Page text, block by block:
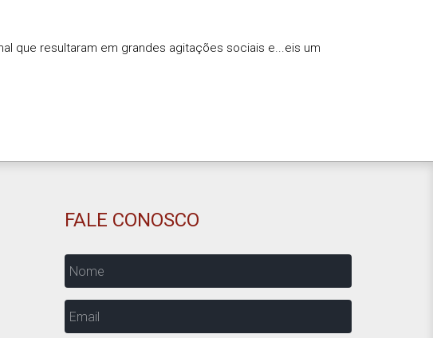
que resultaram em grandes agitações sociais e...eis um
FALE CONOSCO
Nome
Email